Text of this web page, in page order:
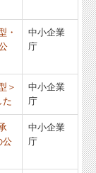
・
中小企業
庁
＞
た
中小企業
庁
公
中小企業
庁